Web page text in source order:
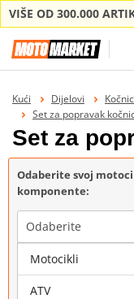
VIŠE OD 300.000
Kući Dijelovi
Set za popravak
Set za
Odaberite svoj
komponente:
Odaberite
Marka
Motocikli
ATV